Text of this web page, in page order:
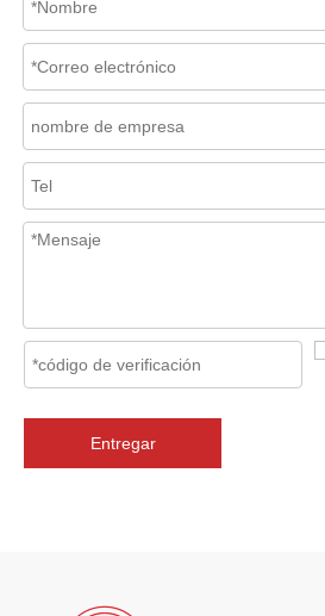
En los sistemas de tuberías
J-VALVES fabrica válvulas de
Entregar